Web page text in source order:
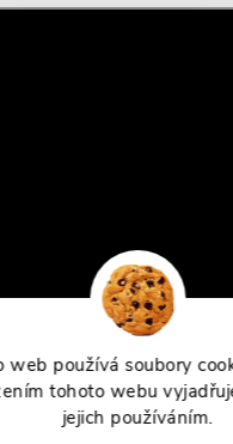
web používá soubory
tohoto webu
jejich používáním.